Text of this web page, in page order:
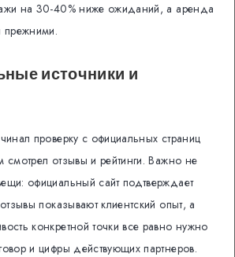
на 30-40% ниже ожиданий, а аренда
прежними.
источники и
проверку с официальных страниц
отзывы и рейтинги. Важно не
официальный сайт подтверждает
показывают клиентский опыт, а
конкретной точки все равно нужно
и цифры действующих партнеров.